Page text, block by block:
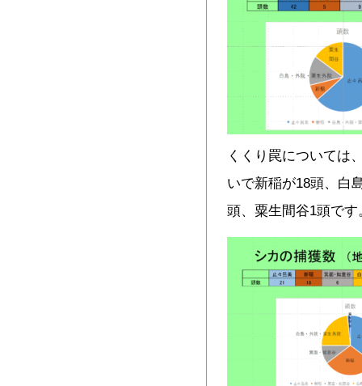
くくり罠については
いで新稲が18頭、白
頭、粟生間谷1頭です